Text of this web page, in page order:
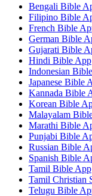
Bengali Bible
Filipino Bible
French Bible
German Bible
Gujarati Bible
Hindi Bible App
Indonesian
Japanese Bible
Kannada Bible
Korean Bible
Malayalam
Marathi Bible
Punjabi Bible
Russian Bible
Spanish Bible
Tamil Bible App
Tamil Christian
Telugu Bible